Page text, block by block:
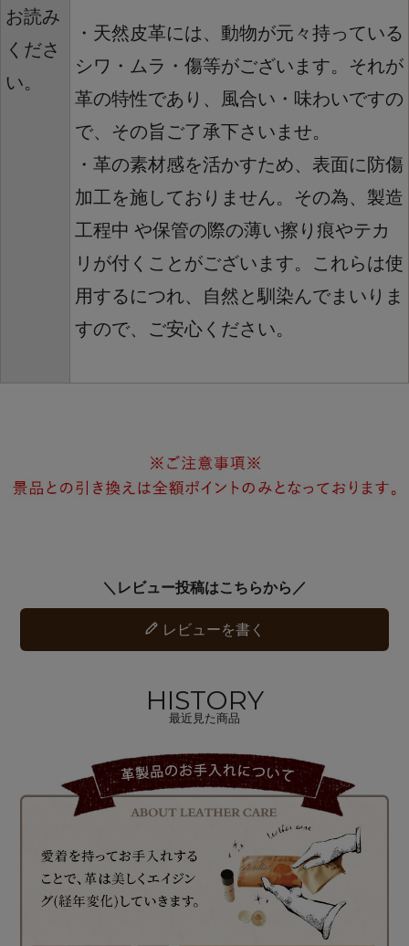
お読み
くださ
い。
・天然皮革には、動物が元々持っている
シワ・ムラ・傷等がございます。それが
革の特性であり、風合い・味わいですの
で、その旨ご了承下さいませ。
・革の素材感を活かすため、表面に防傷
加工を施しておりません。その為、製造
工程中 や保管の際の薄い擦り痕やテカ
リが付くことがございます。これらは使
用するにつれ、自然と馴染んでまいりま
すので、ご安心ください。
レビューを書く
HISTORY
最近見た商品